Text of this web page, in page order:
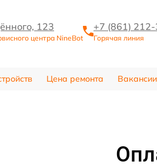
123
центра NineBot
+7 (861)
Горячая линия
Цена ремонта Вакансии